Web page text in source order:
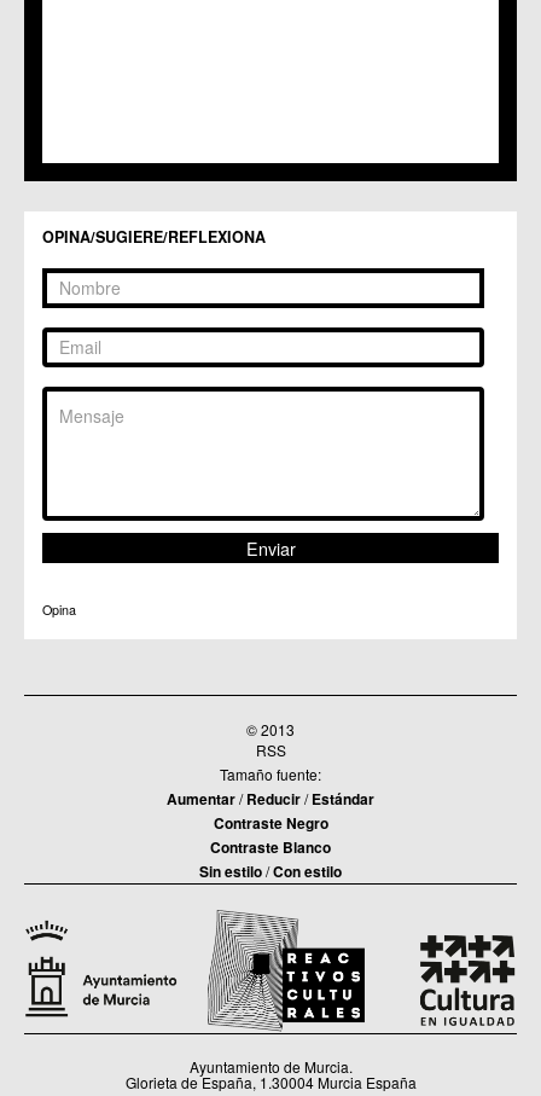
OPINA/SUGIERE/REFLEXIONA
Opina
© 2013
RSS
Tamaño fuente:
Aumentar/Reducir/Estándar
Contraste Negro
Contraste Blanco
Sin estilo/Con estilo
Ayuntamiento de Murcia.
Glorieta de España, 1.30004 Murcia España